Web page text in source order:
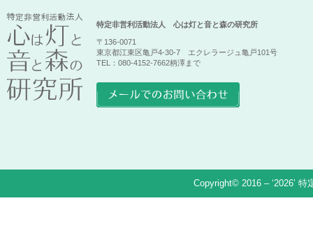
特定非営利活動法人 心は灯と音と森の研究所
〒136-0071
東京都江東区亀戸4-30-7 エクレラージュ亀戸101号
TEL：080-4152-7662柄澤まで
Copyright© 2016 – ‘2026’